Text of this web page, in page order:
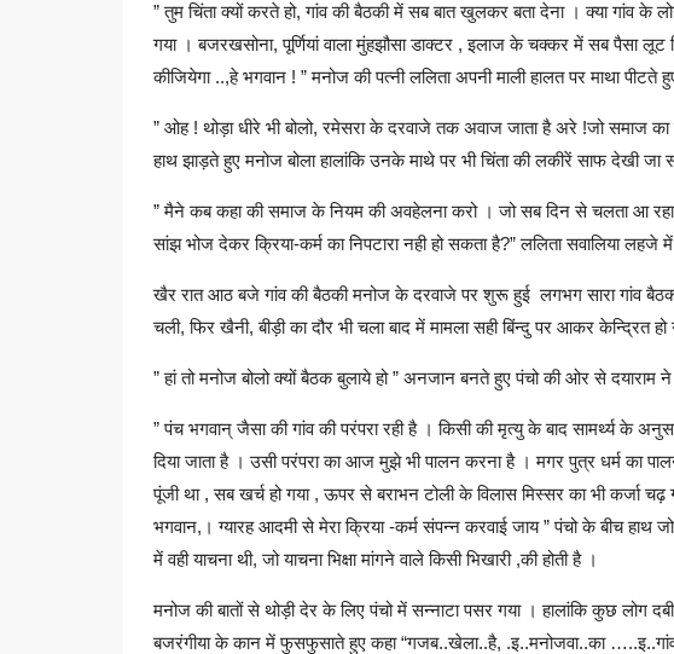
” तुम चिंता क्यों करते हो, गांव की बैठकी में सब बात खुलकर बता देना । क्या गांव
गया । बजरखसोना, पूर्णियां वाला मुंहझौसा डाक्टर , इलाज के चक्कर में सब पैसा
कीजियेगा ..,हे भगवान ! ” मनोज की पत्नी ललिता अपनी माली हालत पर माथा पीटते
” ओह ! थोड़ा धीरे भी बोलो, रमेसरा के दरवाजे तक अवाज जाता है अरे !जो समाज
हाथ झाड़ते हुए मनोज बोला हालांकि उनके माथे पर भी चिंता की लकीरें साफ देखी जा
” मैने कब कहा की समाज के नियम की अवहेलना करो । जो सब दिन से चलता आ रहा
सांझ भोज देकर क्रिया-कर्म का निपटारा नही हो सकता है?” ललिता सवालिया लहजे
खैर रात आठ बजे गांव की बैठकी मनोज के दरवाजे पर शुरू हुई लगभग सारा गांव
चली, फिर खैनी, बीड़ी का दौर भी चला बाद में मामला सही बिंन्दु पर आकर केन्द्रित हो
” हां तो मनोज बोलो क्यों बैठक बुलाये हो ” अनजान बनते हुए पंचो की ओर से दयाराम ने
” पंच भगवान् जैसा की गांव की परंपरा रही है । किसी की मृत्यु के बाद सामर्थ्य के
दिया जाता है । उसी परंपरा का आज मुझे भी पालन करना है । मगर पुत्र धर्म का
पूंजी था , सब खर्च हो गया , ऊपर से बराभन टोली के विलास मिस्सर का भी कर्जा
भगवान,। ग्यारह आदमी से मेरा क्रिया -कर्म संपन्न करवाई जाय ” पंचो के बीच
में वही याचना थी, जो याचना भिक्षा मांगने वाले किसी भिखारी ,की होती है ।
मनोज की बातों से थोड़ी देर के लिए पंचो में सन्नाटा पसर गया । हालांकि कुछ लोग
बजरंगीया के कान में फुसफुसाते हुए कहा “गजब..खेला..है, .इ..मनोजवा..का